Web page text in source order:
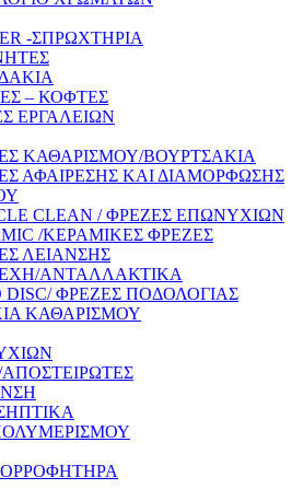
-ΣΠΡΩΧΤΗΡΙΑ
– ΚΟΦΤΕΣ
ΕΡΓΑΛΕΙΩΝ
ΚΑΘΑΡΙΣΜΟΥ/ΒΟΥΡΤΣΑΚΙΑ
ΑΦΑΙΡΕΣΗΣ ΚΑΙ ΔΙΑΜΟΡΦΩΣΗΣ
CLEAN / ΦΡΕΖΕΣ ΕΠΩΝΥΧΙΩΝ
/ΚΕΡΑΜΙΚΕΣ ΦΡΕΖΕΣ
ΛΕΙΑΝΣΗΣ
ΑΝΤΑΛΛΑΚΤΙΚΑ
DISC/ ΦΡΕΖΕΣ ΠΟΔΟΛΟΓΙΑΣ
ΚΑΘΑΡΙΣΜΟΥ